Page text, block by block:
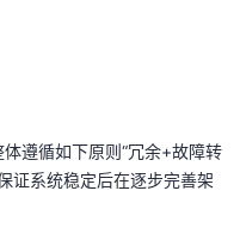
遵循如下原则“冗余+故障转
证系统稳定后在逐步完善架